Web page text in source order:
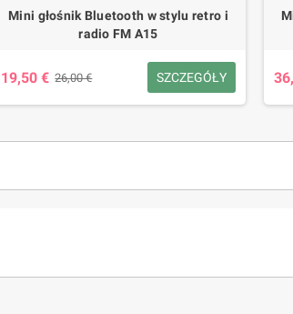
Mini głośnik Bluetooth w stylu retro i
radio FM A15
19,50 € 26,00 € SZCZEGÓŁY